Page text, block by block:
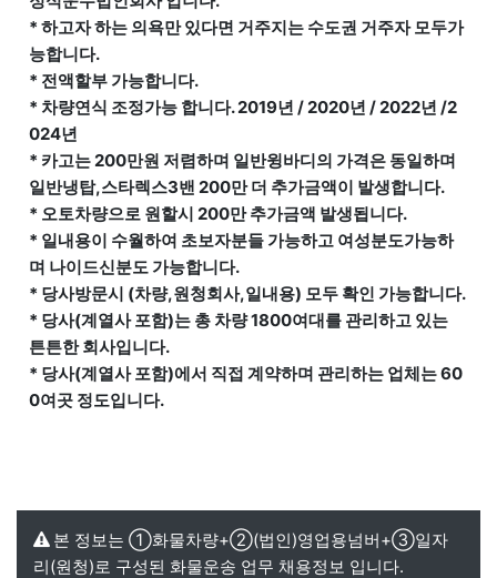
* 하고자 하는 의욕만 있다면 거주지는 수도권 거주자 모두가
능합니다.
* 전액할부 가능합니다.
* 차량연식 조정가능 합니다. 2019년 / 2020년 / 2022년 /2
024년
* 카고는 200만원 저렴하며 일반윙바디의 가격은 동일하며
일반냉탑,스타렉스3밴 200만 더 추가금액이 발생합니다.
* 오토차량으로 원할시 200만 추가금액 발생됩니다.
* 일내용이 수월하여 초보자분들 가능하고 여성분도가능하
며 나이드신분도 가능합니다.
* 당사방문시 (차량,원청회사,일내용) 모두 확인 가능합니다.
* 당사(계열사 포함)는 총 차량 1800여대를 관리하고 있는
튼튼한 회사입니다.
* 당사(계열사 포함)에서 직접 계약하며 관리하는 업체는 60
0여곳 정도입니다.
본 정보는 ①화물차량+②(법인)영업용넘버+③일자
리(원청)로 구성된 화물운송 업무 채용정보 입니다.